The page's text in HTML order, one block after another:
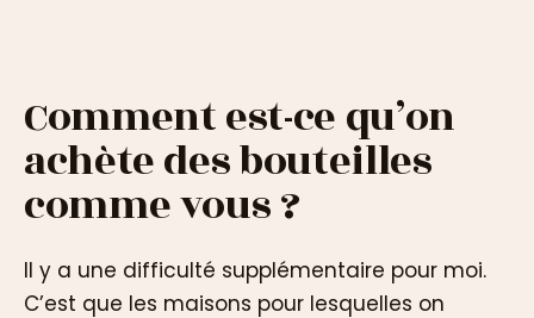
Comment est-ce qu’on
achète des bouteilles
comme vous ?
Il y a une difficulté supplémentaire pour moi.
C’est que les maisons pour lesquelles on